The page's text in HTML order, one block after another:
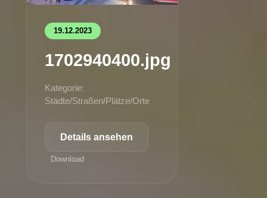
19.12.2023
1702940400.jpg
Kategorie:
Städte/Straßen/Plätze/Orte
Details ansehen
Download